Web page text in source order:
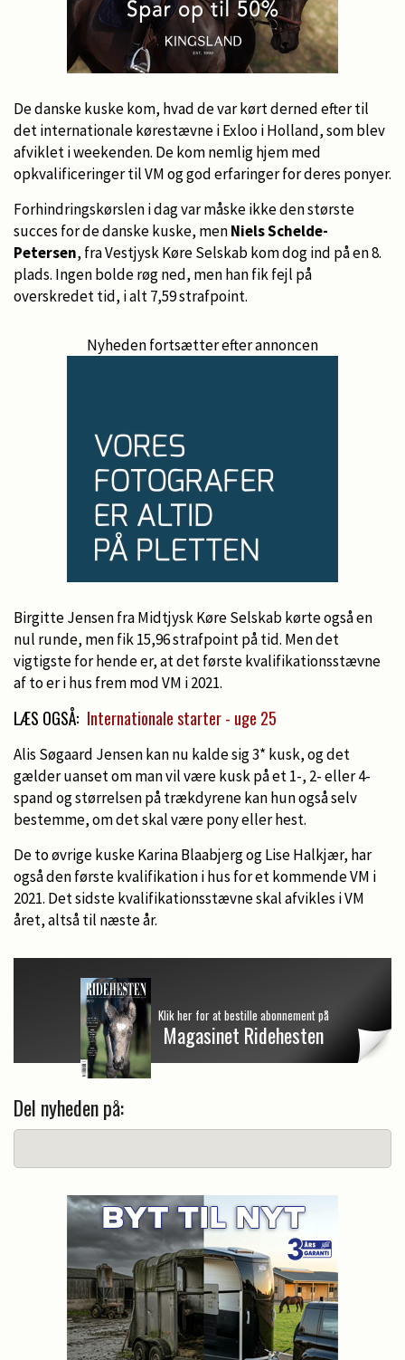
De danske kuske kom, hvad de var kørt derned efter til
det internationale kørestævne i Exloo i Holland, som blev
afviklet i weekenden. De kom nemlig hjem med
opkvalificeringer til VM og god erfaringer for deres ponyer.
Forhindringskørslen i dag var måske ikke den største
succes for de danske kuske, menNiels Schelde-
Petersen, fra Vestjysk Køre Selskab kom dog ind på en 8.
plads. Ingen bolde røg ned, men han fik fejl på
overskredet tid, i alt 7,59 strafpoint.
Nyheden fortsætter efter annoncen
Birgitte Jensen fra Midtjysk Køre Selskab kørte også en
nul runde, men fik 15,96 strafpoint på tid. Men det
vigtigste for hende er, at det første kvalifikationsstævne
af to er i hus frem mod VM i 2021.
LÆS OGSÅ: Internationale starter - uge 25
Alis Søgaard Jensen kan nu kalde sig 3* kusk, og det
gælder uanset om man vil være kusk på et 1-, 2- eller 4-
spand og størrelsen på trækdyrene kan hun også selv
bestemme, om det skal være pony eller hest.
De to øvrige kuske Karina Blaabjerg og Lise Halkjær, har
også den første kvalifikation i hus for et kommende VM i
2021. Det sidste kvalifikationsstævne skal afvikles i VM
året, altså til næste år.
Klik her for at bestille abonnement på
Magasinet Ridehesten
Del nyheden på: